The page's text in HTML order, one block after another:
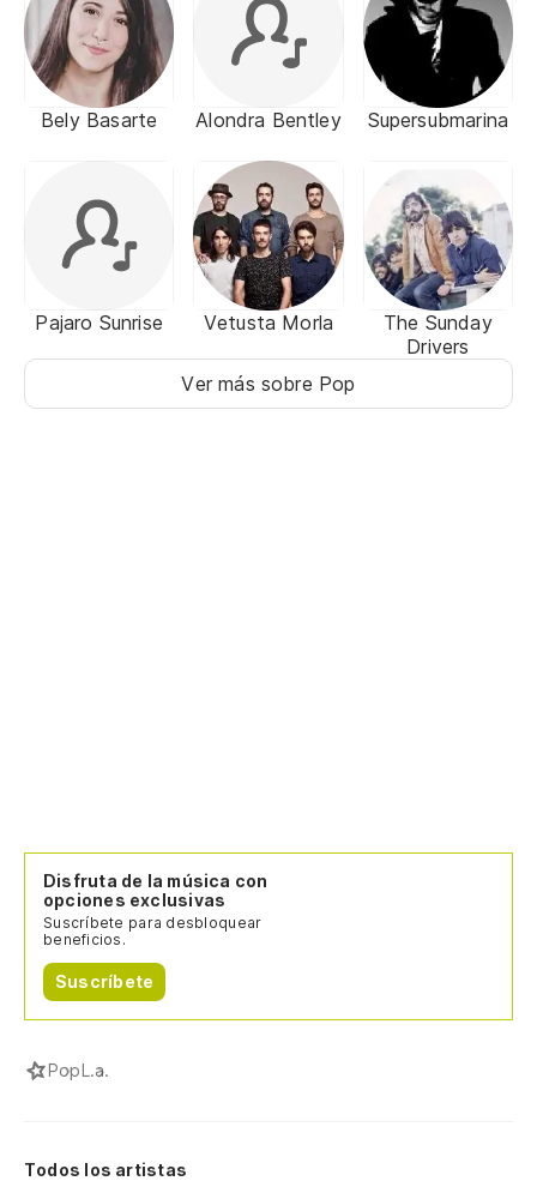
Bely Basarte Alondra Bentley Supersubmarina
Pajaro Sunrise Vetusta Morla
The Sunday
Drivers
Ver más sobre Pop
Disfruta de la música con
opciones exclusivas
Suscríbete para desbloquear
beneficios.
Suscríbete
PopL.a.
Todos los artistas